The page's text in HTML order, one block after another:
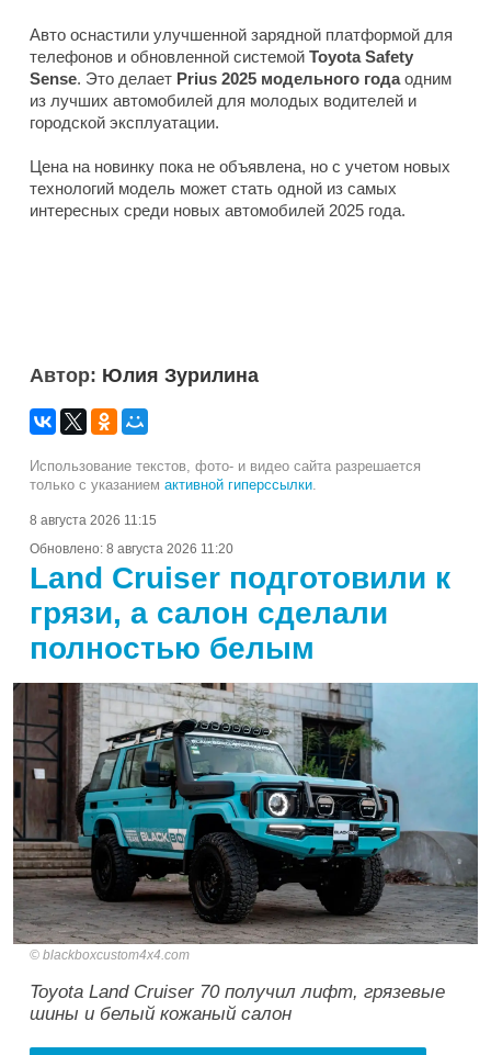
Авто оснастили улучшенной зарядной платформой для
телефонов и обновленной системой Toyota Safety
Sense. Это делает Prius 2025 модельного годаодним
из лучших автомобилей для молодых водителей и
городской эксплуатации.
Цена на новинку пока не объявлена, но с учетом новых
технологий модель может стать одной из самых
интересных среди новых автомобилей 2025 года.
Автор: Юлия Зурилина
Использование текстов, фото- и видео сайта разрешается
только с указанием активной гиперссылки
8 августа 2026 11:15
Обновлено: 8 августа 2026 11:20
Land Cruiser подготовили к
грязи, а салон сделали
полностью белым
blackboxcustom4x4.com
Toyota Land Cruiser 70 получил лифт, грязевые
шины и белый кожаный салон